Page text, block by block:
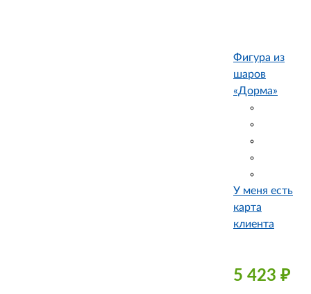
Фигура из
шаров
«Дорма»
У меня есть
карта
клиента
5 423 ₽